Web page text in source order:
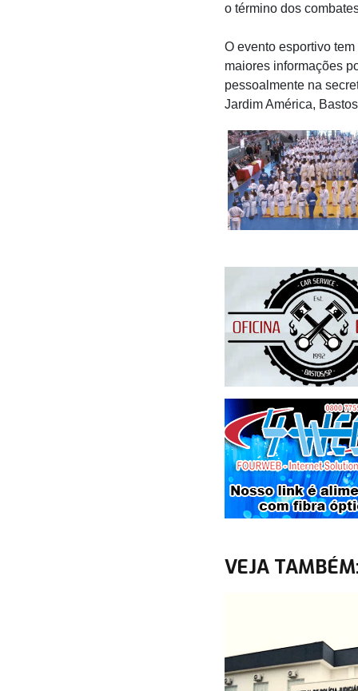
o término dos
O evento esportivo
maiores informações
pessoalmente na
Jardim América,
VEJA